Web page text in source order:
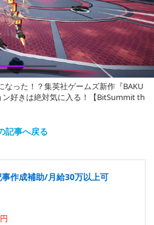
なった！？集英社ゲームズ新作『BAKU
好きは絶対気に入る！【BitSummit th
記事へ戻る
作成補助/月給30万以上可